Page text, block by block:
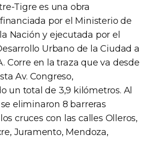
Tigre es una obra
por el Ministerio de
Nación y ejecutada por el
Urbano de la Ciudad a
Corre en la traza que va desde
Av. Congreso,
un total de 3,9 kilómetros. Al
eliminaron 8 barreras
cruces con las calles Olleros,
Juramento, Mendoza,